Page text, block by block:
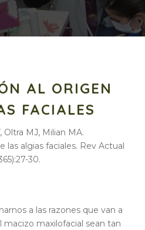
AL ORIGEN
FACIALES
Oltra MJ, Milian MA.
las algias faciales. Rev Actual
30.
a las razones que van a
macizo maxilofacial sean tan